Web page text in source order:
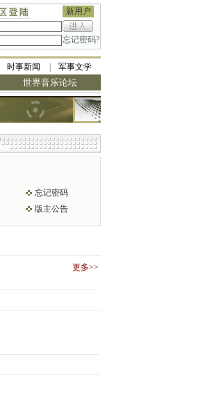
新用户
忘记密码?
时事新闻 军事文学
世界音乐论坛
忘记密码
版主公告
更多>>